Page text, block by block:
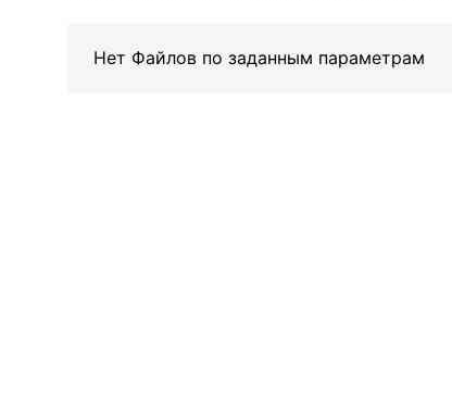
Нет Файлов по заданным параметрам